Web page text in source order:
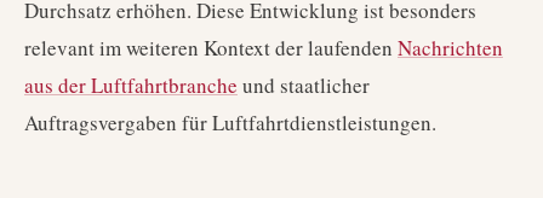
Durchsatz erhöhen. Diese Entwicklung ist besonders
relevant im weiteren Kontext der laufenden Nachrichten
aus der Luftfahrtbranche und staatlicher
Auftragsvergaben für Luftfahrtdienstleistungen.